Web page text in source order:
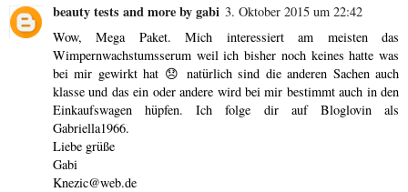
beauty tests and more by gabi 3. Oktober 2015 um 22:42
Wow, Mega Paket. Mich interessiert am meisten das
Wimpernwachstumsserum weil ich bisher noch keines hatte was
bei mir gewirkt hat 😞 natürlich sind die anderen Sachen auch
klasse und das ein oder andere wird bei mir bestimmt auch in den
Einkaufswagen hüpfen. Ich folge dir auf Bloglovin als
Gabriella1966.
Liebe grüße
Gabi
Knezic@web.de